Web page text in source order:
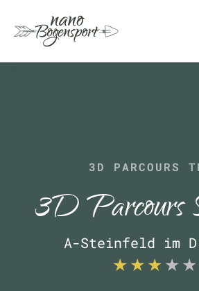
Skip to main content
3D PARCOURS
3D Parcours
A-Steinfeld im